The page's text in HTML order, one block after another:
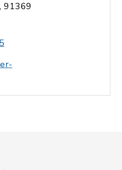
91369